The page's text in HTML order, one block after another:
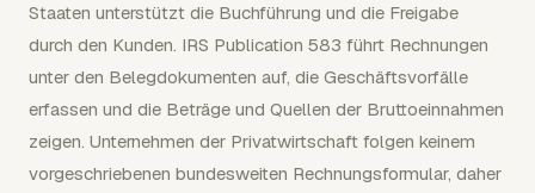
Staaten unterstützt die Buchführung und die Freigabe
durch den Kunden. IRS Publication 583 führt Rechnungen
unter den Belegdokumenten auf, die Geschäftsvorfälle
erfassen und die Beträge und Quellen der Bruttoeinnahmen
zeigen. Unternehmen der Privatwirtschaft folgen keinem
vorgeschriebenen bundesweiten Rechnungsformular, daher